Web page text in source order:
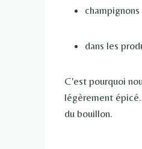
champignons
dans les
C'est pourquoi
légèrement
du bouillon.